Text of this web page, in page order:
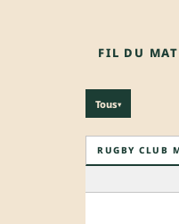
FIL DU
Tous▾
RUGBY CLUB